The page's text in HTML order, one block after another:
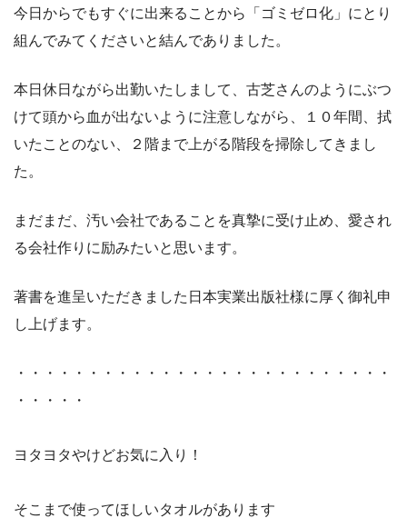
今日からでもすぐに出来ることから「ゴミゼロ化」にとり
組んでみてくださいと結んでありました。
本日休日ながら出勤いたしまして、古芝さんのようにぶつ
けて頭から血が出ないように注意しながら、１０年間、拭
いたことのない、２階まで上がる階段を掃除してきまし
た。
まだまだ、汚い会社であることを真摯に受け止め、愛され
る会社作りに励みたいと思います。
著書を進呈いただきました日本実業出版社様に厚く御礼申
し上げます。
・・・・・・・・・・・・・・・・・・・・・・・・・・
・・・・・
ヨタヨタやけどお気に入り！
そこまで使ってほしいタオルがあります